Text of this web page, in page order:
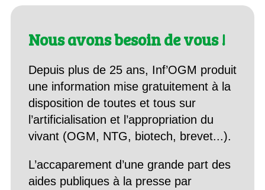
Nous avons besoin de vous !
Depuis plus de 25 ans, Inf’OGM produit
une information mise gratuitement à la
disposition de toutes et tous sur
l’artificialisation et l’appropriation du
vivant (OGM, NTG, biotech, brevet...).
L’accaparement d’une grande part des
aides publiques à la presse par